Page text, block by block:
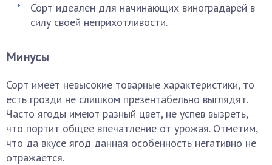
Сорт идеален для начинающих виноградарей в
силу своей неприхотливости.
Минусы
Сорт имеет невысокие товарные характеристики, то
есть грозди не слишком презентабельно выглядят.
Часто ягоды имеют разный цвет, не успев вызреть,
что портит общее впечатление от урожая. Отметим,
что да вкусе ягод данная особенность негативно не
отражается.